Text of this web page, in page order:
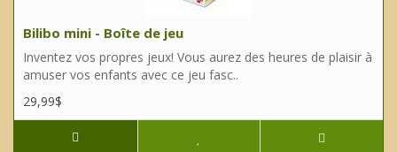
Bilibo mini - Boîte de jeu
Inventez vos propres jeux! Vous aurez des heures de plaisir à
amuser vos enfants avec ce jeu fasc..
29,99$